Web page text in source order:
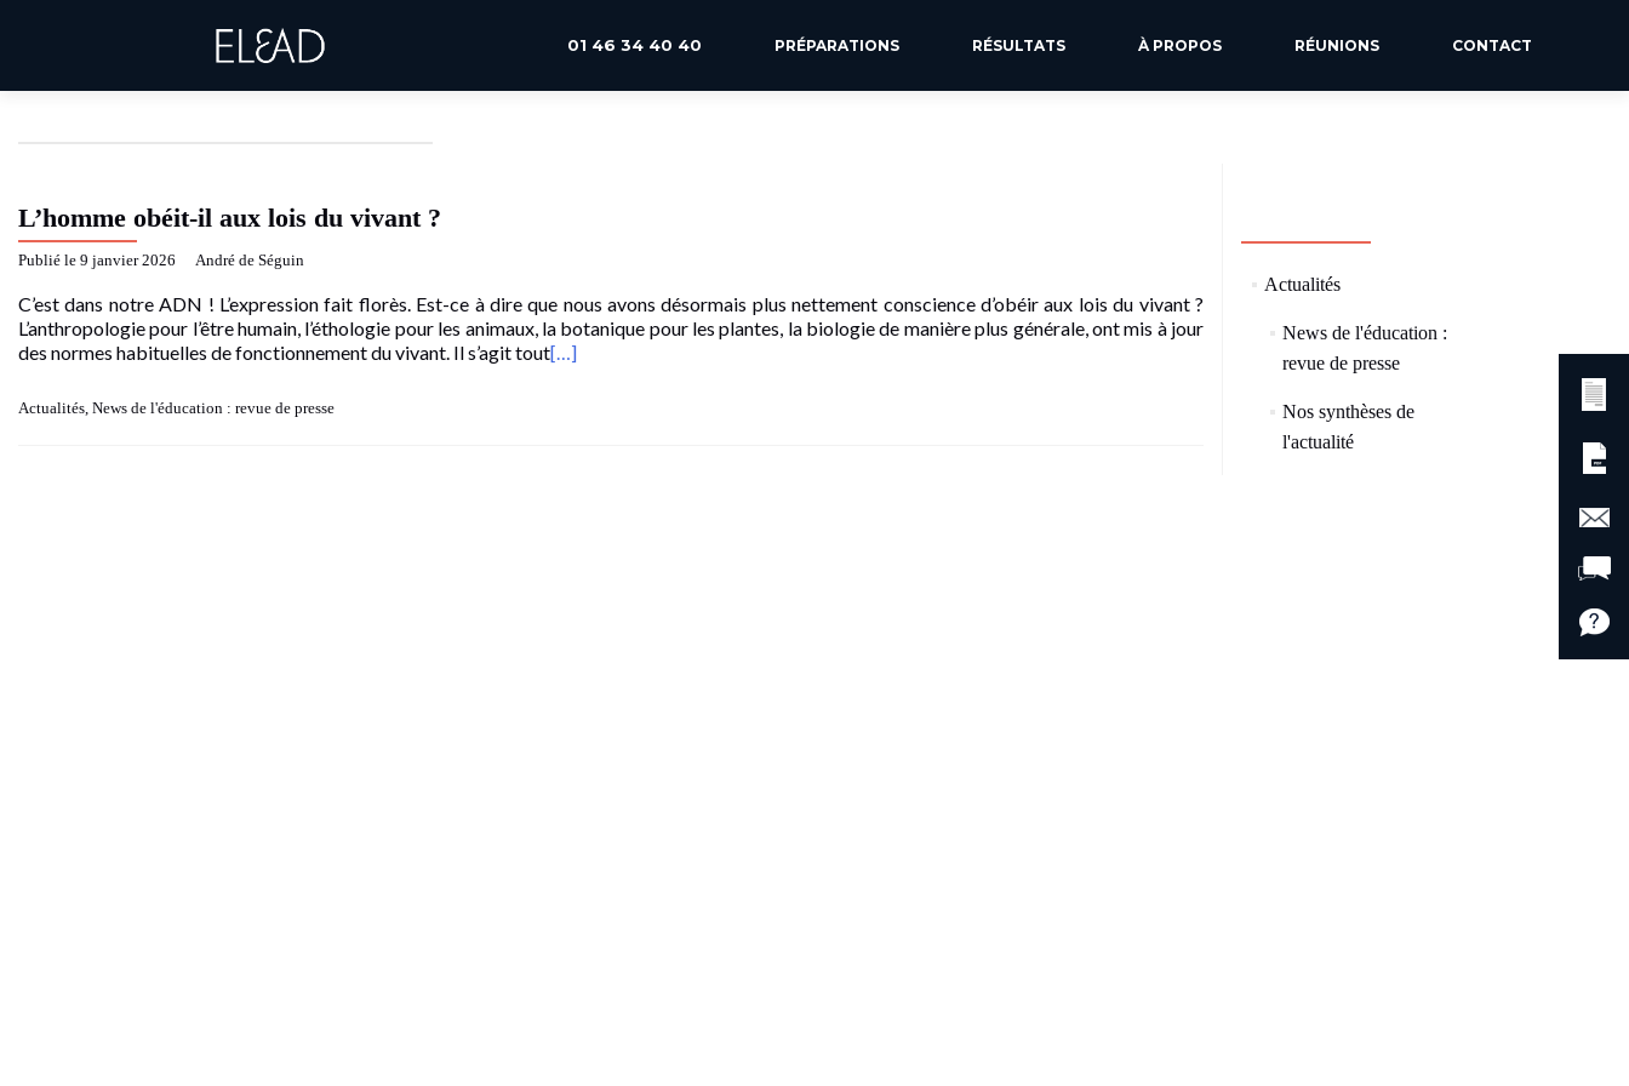
01 46 34 40 40 PRÉPARATIONS RÉSULTATS À PROPOS RÉUNIONS CONTACT
L’homme obéit-il aux lois du vivant ?
Publié le 9 janvier 2026 André de Séguin
C’est dans notre ADN ! L’expression fait florès. Est-ce à dire que nous avons désormais plus nettement conscience d’obéir aux lois du vivant ?
L’anthropologie pour l’être humain, l’éthologie pour les animaux, la botanique pour les plantes, la biologie de manière plus générale, ont mis à jour
des normes habituelles de fonctionnement du vivant. Il s’agit tout[…]
Actualités, News de l'éducation : revue de presse
Actualités
News de l'éducation :
revue de presse(57)
Nos synthèses de
l'actualité(8)